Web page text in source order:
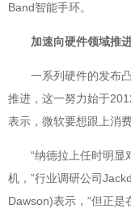
Band智能手环。
加速向硬件领域推
一系列硬件的发布
推进，这一努力始于
表示，微软要想跟上消
“纳德拉上任时明
机，”行业调研公司
Dawson)表示，“但正